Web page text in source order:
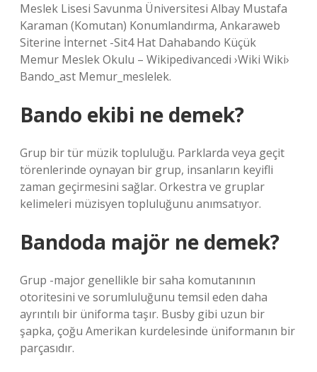
Meslek Lisesi Savunma Üniversitesi Albay Mustafa
Karaman (Komutan) Konumlandırma, Ankaraweb
Siterine İnternet -Sit4 Hat Dahabando Küçük
Memur Meslek Okulu – Wikipedivancedi ›Wiki Wiki›
Bando_ast Memur_meslelek.
Bando ekibi ne demek?
Grup bir tür müzik topluluğu. Parklarda veya geçit
törenlerinde oynayan bir grup, insanların keyifli
zaman geçirmesini sağlar. Orkestra ve gruplar
kelimeleri müzisyen topluluğunu anımsatıyor.
Bandoda majör ne demek?
Grup -major genellikle bir saha komutanının
otoritesini ve sorumluluğunu temsil eden daha
ayrıntılı bir üniforma taşır. Busby gibi uzun bir
şapka, çoğu Amerikan kurdelesinde üniformanın bir
parçasıdır.